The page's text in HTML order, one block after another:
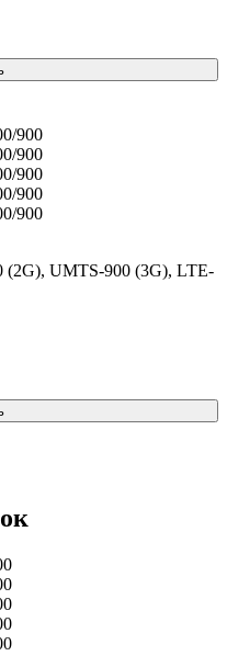
(2G), UMTS-900 (3G), LTE-